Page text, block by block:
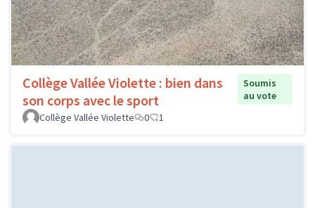
Collège Vallée Violette : bien dans
son corps avec le sport
Soumis
au vote
Collège Vallée Violette
0 1